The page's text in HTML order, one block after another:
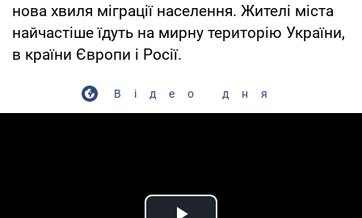
нова хвиля міграції населення. Жителі міста
найчастіше їдуть на мирну територію України,
в країни Європи і Росії.
Відео дня